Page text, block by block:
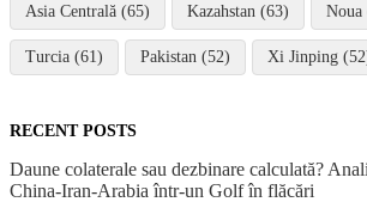
Asia Centrală (65) Kazahstan (63) Noua
Turcia (61) Pakistan (52) Xi Jinping
RECENT POSTS
Daune colaterale sau dezbinare calculată?
China-Iran-Arabia într-un Golf în flăcări